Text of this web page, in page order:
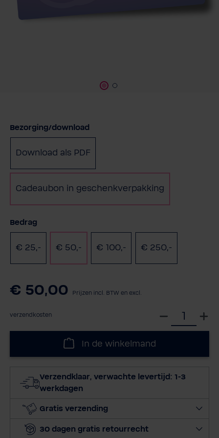
Selecteer
Bezorging/download
Download als PDF
Cadeaubon in geschenkverpakking
Selecteer
Bedrag
€ 25,- € 50,- € 100,- € 250,-
€ 50,00 Prijzen incl. BTW en excl.
verzendkosten
c
r
o
In de winkelmand
Verzendklaar, verwachte levertijd: 1-3
werkdagen
Gratis verzending
30 dagen gratis retourrecht